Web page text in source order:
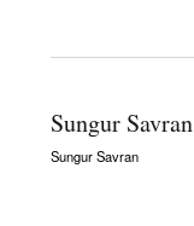
Sungur
Sungur Savran